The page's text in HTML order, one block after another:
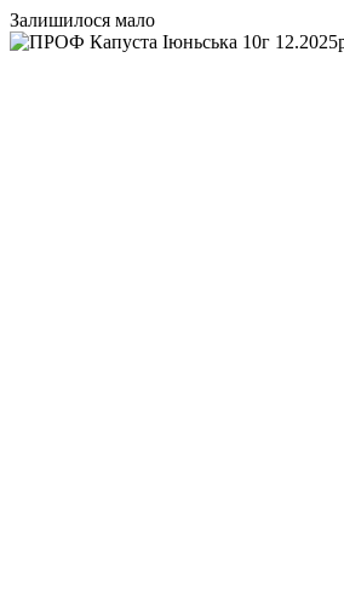
Залишилося мало